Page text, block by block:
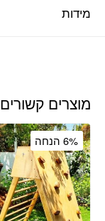
מידות
מוצרים קשורים
6% הנחה